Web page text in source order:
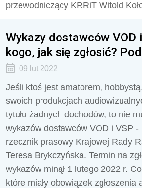
przewodniczący KRRiT Witold
Wykazy dostawców VOD
kogo, jak się zgłosić?
09 lut 2022
Jeśli ktoś jest amatorem,
swoich produkcjach
tytułu żadnych dochodów, to nie
wykazów dostawców VOD i VSP -
rzecznik prasowy Krajowej Rady
Teresa Brykczyńska. Termin na
wykazów minął 1 lutego 2022 r.
które miały obowiązek zgłoszenia